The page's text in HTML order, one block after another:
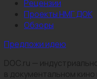
Рецензии
Проекты НМГ ДОК
Обзоры
Предложи идею
DOC.ru —
в документальном кино